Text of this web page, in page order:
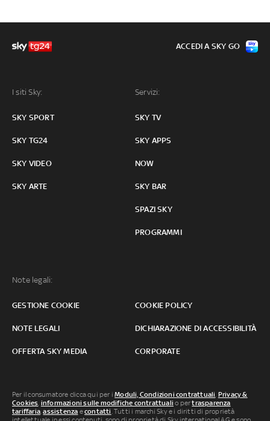
I siti Sky:
SKY SPORT
SKY TG24
SKY VIDEO
SKY ARTE
Servizi:
SKY TV
SKY APPS
NOW
SKY BAR
SPAZI SKY
PROGRAMMI
Note legali:
GESTIONE COOKIE COOKIE POLICY
NOTE LEGALI DICHIARAZIONE DI ACCESSIBILITÀ
OFFERTA SKY MEDIA CORPORATE
ACCEDI A SKY GO
Per il consumatore clicca qui per iModuli, Condizioni contrattuali Privacy &
Cookies informazioni sulle modifiche contrattuali o pertrasparenza
tariffaria ,assistenza econtatti . Tutti i marchi Sky e i diritti di proprietà